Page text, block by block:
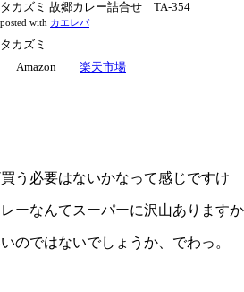
タカズミ 故郷カレー詰合せ TA-354
posted with カエレバ
タカズミ
Amazon
楽天市場
う必要はないかなって感じですけ
ーなんてスーパーに沢山ありますか
のではないでしょうか、でわっ。